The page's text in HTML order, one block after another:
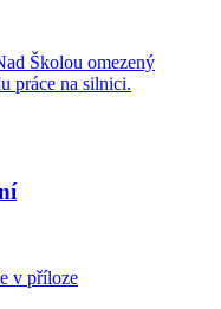
Školou omezený
práce na silnici.
v příloze